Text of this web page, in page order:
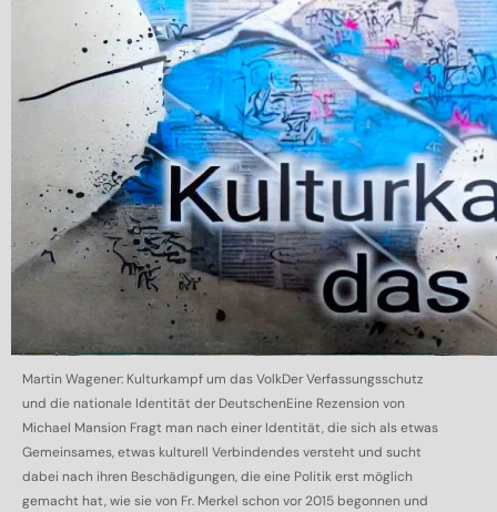
Martin Wagener: Kulturkampf um das VolkDer Verfassungsschutz
und die nationale Identität der DeutschenEine Rezension von
Michael Mansion Fragt man nach einer Identität, die sich als etwas
Gemeinsames, etwas kulturell Verbindendes versteht und sucht
dabei nach ihren Beschädigungen, die eine Politik erst möglich
gemacht hat, wie sie von Fr. Merkel schon vor 2015 begonnen und